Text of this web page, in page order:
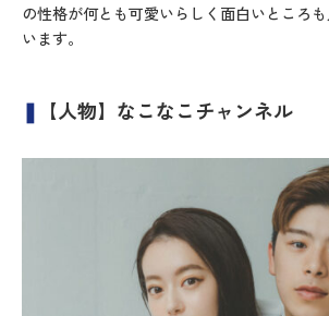
の性格が何とも可愛いらしく面白いところ
います。
❚ 【人物】なこなこチャンネル